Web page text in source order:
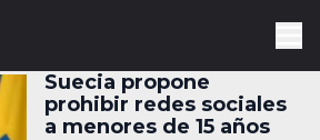
Suecia propone
prohibir redes sociales
a menores de 15 años